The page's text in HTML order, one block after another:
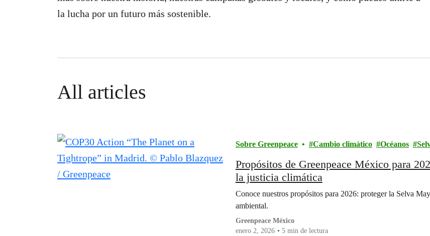
la lucha por un futuro más sostenible.
All articles
Sobre Greenpeace Cambio climático Océanos
Propósitos de Greenpeace México para
la justicia climática
Conoce nuestros propósitos para 2026: proteger la Selva
ambiental.
Greenpeace México
enero 2, 2026
5 min de lectura